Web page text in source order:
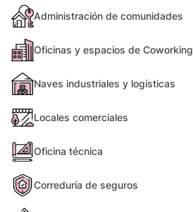
Administración de comunidades
Oficinas y espacios de Coworking
Naves industriales y logísticas
Locales comerciales
Oficina técnica
Correduría de seguros